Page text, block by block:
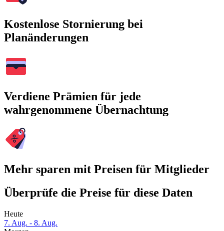
Kostenlose Stornierung bei
Planänderungen
Verdiene Prämien für jede
wahrgenommene Übernachtung
Mehr sparen mit Preisen für Mitglieder
Überprüfe die Preise für diese Daten
Heute
7. Aug. - 8. Aug.